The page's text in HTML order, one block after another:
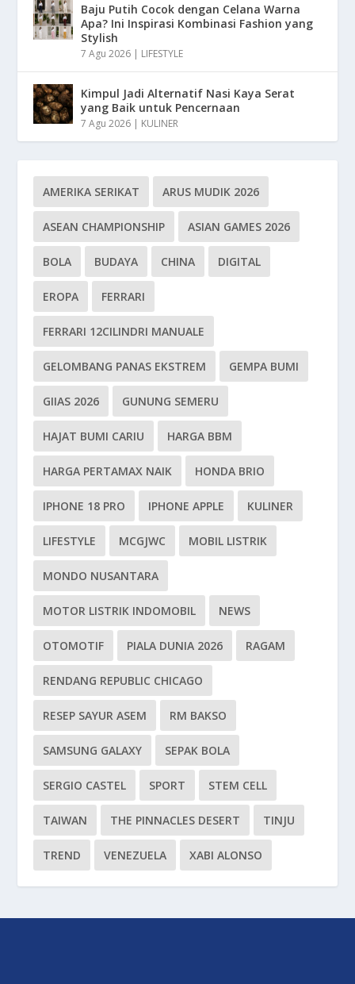
Baju Putih Cocok dengan Celana Warna
Apa? Ini Inspirasi Kombinasi Fashion yang
Stylish
7 Agu 2026 | LIFESTYLE
Kimpul Jadi Alternatif Nasi Kaya Serat
yang Baik untuk Pencernaan
7 Agu 2026 | KULINER
AMERIKA SERIKAT ARUS MUDIK 2026
ASEAN CHAMPIONSHIP ASIAN GAMES 2026
BOLA BUDAYA CHINA DIGITAL
EROPA FERRARI
FERRARI 12CILINDRI MANUALE
GELOMBANG PANAS EKSTREM GEMPA BUMI
GIIAS 2026 GUNUNG SEMERU
HAJAT BUMI CARIU HARGA BBM
HARGA PERTAMAX NAIK HONDA BRIO
IPHONE 18 PRO IPHONE APPLE KULINER
LIFESTYLE MCGJWC MOBIL LISTRIK
MONDO NUSANTARA
MOTOR LISTRIK INDOMOBIL NEWS
OTOMOTIF PIALA DUNIA 2026 RAGAM
RENDANG REPUBLIC CHICAGO
RESEP SAYUR ASEM RM BAKSO
SAMSUNG GALAXY SEPAK BOLA
SERGIO CASTEL SPORT STEM CELL
TAIWAN THE PINNACLES DESERT TINJU
TREND VENEZUELA XABI ALONSO